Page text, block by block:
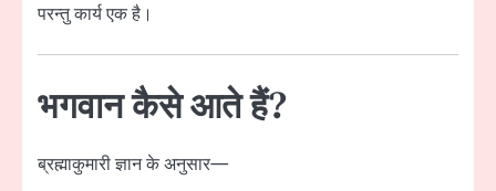
परन्तु कार्य एक है।
भगवान कैसे आते हैं?
ब्रह्माकुमारी ज्ञान के अनुसार—